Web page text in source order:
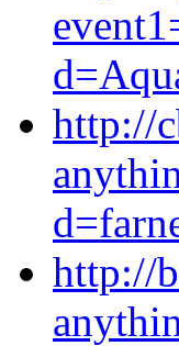
http://
http://